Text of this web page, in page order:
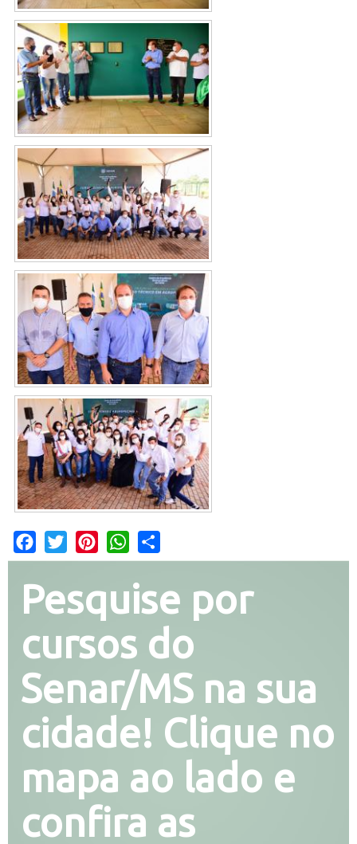
Facebook
Twitter PinterestWhatsApp
Pesquise por
cursos do
Senar/MS na sua
cidade! Clique no
mapa ao lado e
confira as